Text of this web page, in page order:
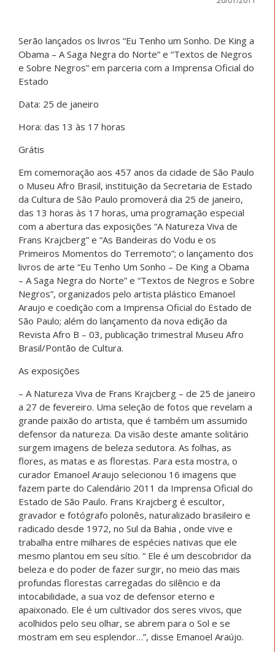
Serão lançados os livros “Eu Tenho um Sonho. De King a
Obama – A Saga Negra do Norte” e “Textos de Negros
e Sobre Negros” em parceria com a Imprensa Oficial do
Estado
Data: 25 de janeiro
Hora: das 13 às 17 horas
Grátis
Em comemoração aos 457 anos da cidade de São Paulo
o Museu Afro Brasil, instituição da Secretaria de Estado
da Cultura de São Paulo promoverá dia 25 de janeiro,
das 13 horas às 17 horas, uma programação especial
com a abertura das exposições “A Natureza Viva de
Frans Krajcberg” e “As Bandeiras do Vodu e os
Primeiros Momentos do Terremoto”; o lançamento dos
livros de arte “Eu Tenho Um Sonho – De King a Obama
– A Saga Negra do Norte” e “Textos de Negros e Sobre
Negros”, organizados pelo artista plástico Emanoel
Araujo e coedição com a Imprensa Oficial do Estado de
São Paulo; além do lançamento da nova edição da
Revista Afro B – 03, publicação trimestral Museu Afro
Brasil/Pontão de Cultura.
As exposições
– A Natureza Viva de Frans Krajcberg – de 25 de janeiro
a 27 de fevereiro. Uma seleção de fotos que revelam a
grande paixão do artista, que é também um assumido
defensor da natureza. Da visão deste amante solitário
surgem imagens de beleza sedutora. As folhas, as
flores, as matas e as florestas. Para esta mostra, o
curador Emanoel Araujo selecionou 16 imagens que
fazem parte do Calendário 2011 da Imprensa Oficial do
Estado de São Paulo. Frans Krajcberg é escultor,
gravador e fotógrafo polonês, naturalizado brasileiro e
radicado desde 1972, no Sul da Bahia , onde vive e
trabalha entre milhares de espécies nativas que ele
mesmo plantou em seu sítio. “ Ele é um descobridor da
beleza e do poder de fazer surgir, no meio das mais
profundas florestas carregadas do silêncio e da
intocabilidade, a sua voz de defensor eterno e
apaixonado. Ele é um cultivador dos seres vivos, que
acolhidos pelo seu olhar, se abrem para o Sol e se
mostram em seu esplendor…”, disse Emanoel Araújo.